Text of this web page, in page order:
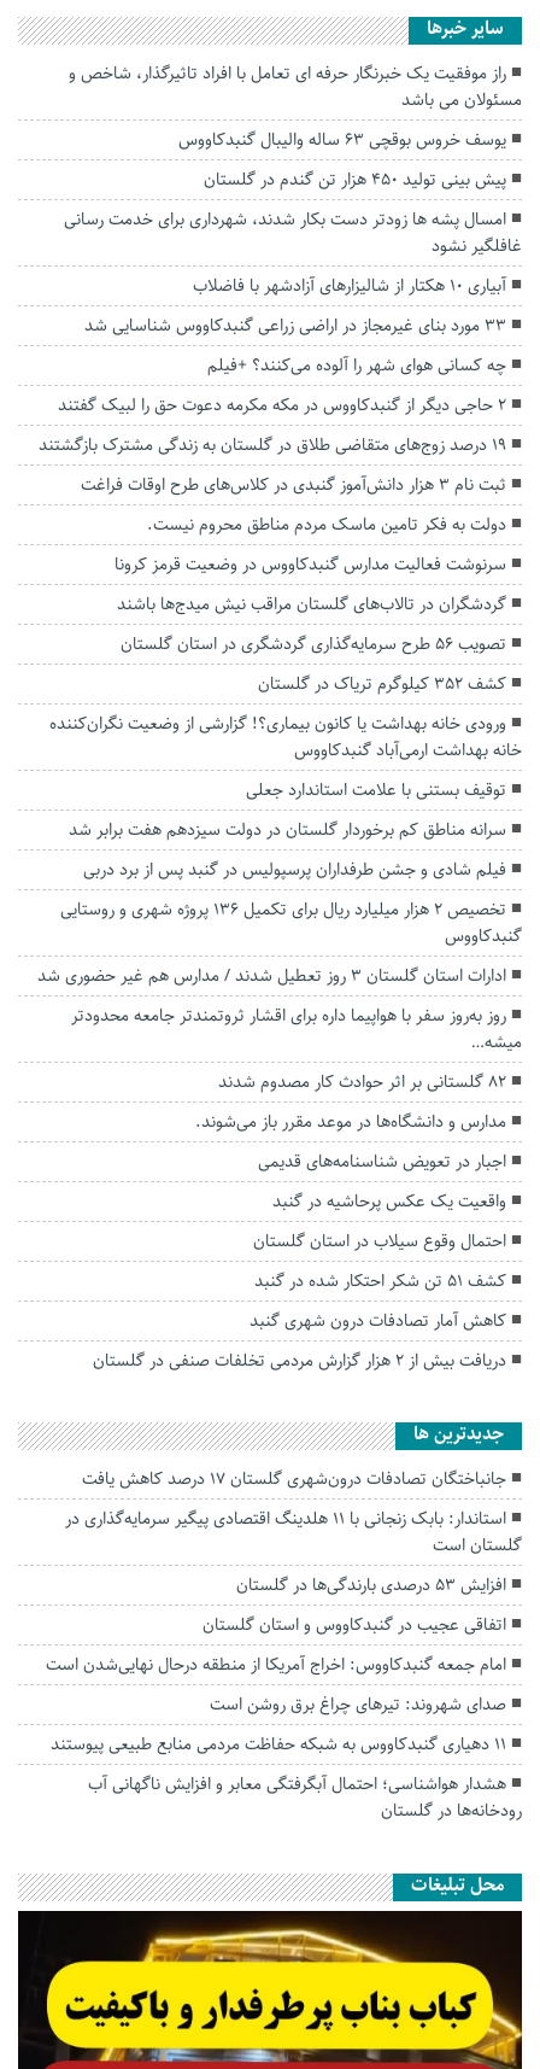
سایر خبرها
راز موفقیت یک خبرنگار حرفه ای تعامل با افراد تاثیرگذار، شاخص و
مسئولان می باشد
یوسف خروس بوقچی ۶۳ ساله والیبال گنبدکاووس
پیش بینی تولید ۴۵۰ هزار تن گندم در گلستان
امسال پشه ها زودتر دست بکار شدند، شهرداری برای خدمت رسانی
غافلگیر نشود
آبیاری ۱۰ هکتار از شالیزار‌های آزادشهر با فاضلاب
۳۳ مورد بنای غیرمجاز در اراضی زراعی گنبدکاووس شناسایی شد
چه کسانی هوای شهر را آلوده ‌می‌کنند؟ +فیلم
۲ حاجی دیگر از گنبدکاووس در‌ مکه مکرمه دعوت حق را لبیک گفتند
۱۹ درصد زوج‌های متقاضی طلاق در گلستان به زندگی مشترک بازگشتند
ثبت نام ۳ هزار دانش‌آموز گنبدی در کلاس‌های طرح اوقات فراغت
دولت به فکر تامین ماسک مردم مناطق محروم نیست.
سرنوشت فعالیت مدارس گنبدکاووس در وضعیت قرمز کرونا
گردشگران در تالاب‌های گلستان مراقب نیش میدج‌ها باشند
تصویب ۵۶ طرح سرمایه‌گذاری گردشگری در استان گلستان
کشف ۳۵۲ کیلوگرم تریاک در گلستان
ورودی خانه بهداشت یا کانون بیماری؟! گزارشی از وضعیت نگران‌کننده
خانه بهداشت ارمی‌آباد گنبدکاووس
توقیف بستنی با علامت استاندارد جعلی
سرانه مناطق کم برخوردار گلستان در دولت سیزدهم هفت برابر شد
فیلم شادی و جشن طرفداران پرسپولیس در گنبد پس از برد دربی
تخصیص ۲ هزار میلیارد ریال برای تکمیل ۱۳۶ پروژه شهری و روستایی
گنبدکاووس
ادارات استان گلستان 3 روز تعطیل شدند / مدارس هم غیر حضوری شد
روز به‌روز سفر با هواپیما داره برای اقشار ثروتمندتر جامعه محدودتر‌
میشه…
۸۲ گلستانی بر اثر حوادث کار مصدوم شدند
مدارس و دانشگاه‌ها در موعد مقرر باز می‌شوند.
اجبار در تعویض شناسنامه‌های قدیمی
واقعیت یک عکس پرحاشیه در گنبد
احتمال وقوع سیلاب در استان گلستان
کشف ۵۱ تن شکر احتکار شده در گنبد
کاهش آمار تصادفات درون شهری گنبد
دریافت بیش از ۲ هزار گزارش مردمی تخلفات صنفی در گلستان
جديدترين ها
جانباختگان تصادفات درون‌شهری گلستان ۱۷ درصد کاهش یافت
استاندار: بابک زنجانی با ۱۱ هلدینگ اقتصادی پیگیر سرمایه‌گذاری در
گلستان است
افزایش ۵۳ درصدی بارندگی‌ها در گلستان
اتفاقی عجیب در‌ گنبدکاووس و استان گلستان
امام جمعه گنبدکاووس: اخراج آمریکا از منطقه درحال نهایی‌شدن است
صدای شهروند: تیرهای چراغ برق روشن است
۱۱ دهیاری گنبدکاووس به شبکه حفاظت مردمی منابع طبیعی پیوستند
هشدار هواشناسی؛ احتمال آبگرفتگی معابر و افزایش ناگهانی آب
رودخانه‌ها در گلستان
محل تبلیغات